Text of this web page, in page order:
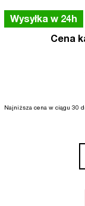
Wysyłka w 24h
Cena
Najniższa cena w ciągu 30